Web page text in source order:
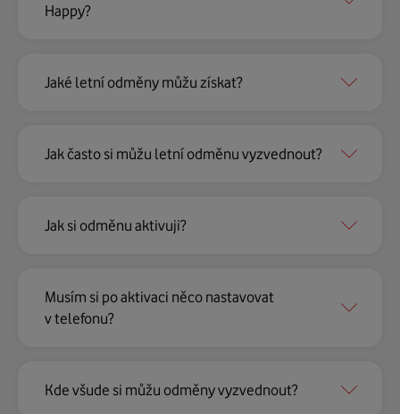
Happy?
Jaké letní odměny můžu získat?
Jak často si můžu letní odměnu vyzvednout?
Jak si odměnu aktivuji?
Musím si po aktivaci něco nastavovat
v telefonu?
Kde všude si můžu odměny vyzvednout?